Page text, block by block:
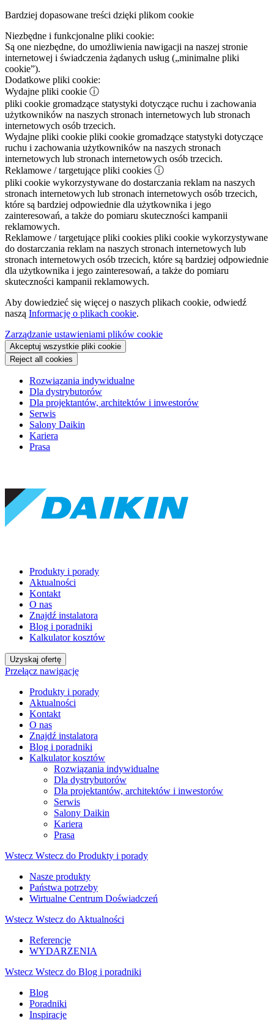
Bardziej dopasowane treści dzięki plikom cookie
Niezbędne i funkcjonalne pliki cookie:
Są one niezbędne, do umożliwienia nawigacji na naszej stronie
internetowej i świadczenia żądanych usług („minimalne pliki
cookie”).
Dodatkowe pliki cookie:
Wydajne pliki cookie ⓘ
pliki cookie gromadzące statystyki dotyczące ruchu i zachowania
użytkowników na naszych stronach internetowych lub stronach
internetowych osób trzecich.
Wydajne pliki cookie pliki cookie gromadzące statystyki dotyczące
ruchu i zachowania użytkowników na naszych stronach
internetowych lub stronach internetowych osób trzecich.
Reklamowe / targetujące pliki cookies ⓘ
pliki cookie wykorzystywane do dostarczania reklam na naszych
stronach internetowych lub stronach internetowych osób trzecich,
które są bardziej odpowiednie dla użytkownika i jego
zainteresowań, a także do pomiaru skuteczności kampanii
reklamowych.
Reklamowe / targetujące pliki cookies pliki cookie wykorzystywane
do dostarczania reklam na naszych stronach internetowych lub
stronach internetowych osób trzecich, które są bardziej odpowiednie
dla użytkownika i jego zainteresowań, a także do pomiaru
skuteczności kampanii reklamowych.
Aby dowiedzieć się więcej o naszych plikach cookie, odwiedź
naszą Informację o plikach cookie.
Zarządzanie ustawieniami plików cookie
Akceptuj wszystkie pliki cookie
Reject all cookies
Rozwiązania indywidualne
Dla dystrybutorów
Dla projektantów, architektów i inwestorów
Serwis
Salony Daikin
Kariera
Prasa
Produkty i porady
Aktualności
Kontakt
O nas
Znajdź instalatora
Blog i poradniki
Kalkulator kosztów
Uzyskaj ofertę
Przełącz nawigację
Produkty i porady
Aktualności
Kontakt
O nas
Znajdź instalatora
Blog i poradniki
Kalkulator kosztów
Rozwiązania indywidualne
Dla dystrybutorów
Dla projektantów, architektów i inwestorów
Serwis
Salony Daikin
Kariera
Prasa
Wstecz Wstecz do Produkty i porady
Nasze produkty
Państwa potrzeby
Wirtualne Centrum Doświadczeń
Wstecz Wstecz do Aktualności
Referencje
WYDARZENIA
Wstecz Wstecz do Blog i poradniki
Blog
Poradniki
Inspiracje